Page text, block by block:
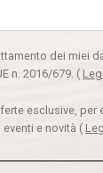
dei miei
n. 2016/679. (
esclusive, per
e novità (